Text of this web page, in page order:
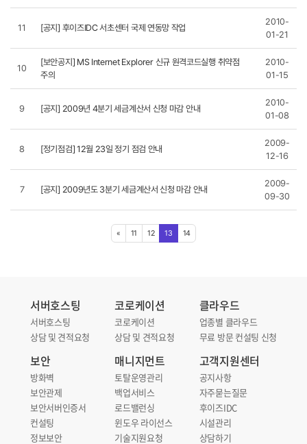
11 [공지] 후이즈IDC 서초센터 국제 연동망 작업
2010-
01-21
10
[보안공지] MS Internet Explorer 신규 원격코드실행 취약점
주의
2010-
01-15
9 [공지] 2009년 4분기 세금계산서 신청 마감 안내
2010-
01-08
8 [정기점검] 12월 23일 정기 점검 안내
2009-
12-16
7 [공지] 2009년도 3분기 세금계산서 신청 마감 안내
2009-
09-30
« 11 12 13 14
서버호스팅
서버호스팅
상담 및 견적요청
코로케이션
코로케이션
상담 및 견적요청
클라우드
업종별 클라우드
무료 방문 컨설팅 신청
보안
방화벽
보안관제
보안서버인증서
컨설팅
정보보안
매니지먼트
토탈운영관리
백업서비스
로드밸런싱
윈도우 라이선스
기술지원요청
고객지원센터
공지사항
자주묻는질문
후이즈IDC
시설관리
상담하기